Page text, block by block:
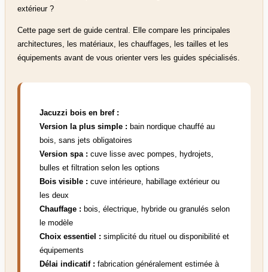
extérieur ?
Cette page sert de guide central. Elle compare les principales
architectures, les matériaux, les chauffages, les tailles et les
équipements avant de vous orienter vers les guides spécialisés.
Jacuzzi bois en bref :
Version la plus simple : bain nordique chauffé au
bois, sans jets obligatoires
Version spa : cuve lisse avec pompes, hydrojets,
bulles et filtration selon les options
Bois visible : cuve intérieure, habillage extérieur ou
les deux
Chauffage : bois, électrique, hybride ou granulés selon
le modèle
Choix essentiel : simplicité du rituel ou disponibilité et
équipements
Délai indicatif : fabrication généralement estimée à